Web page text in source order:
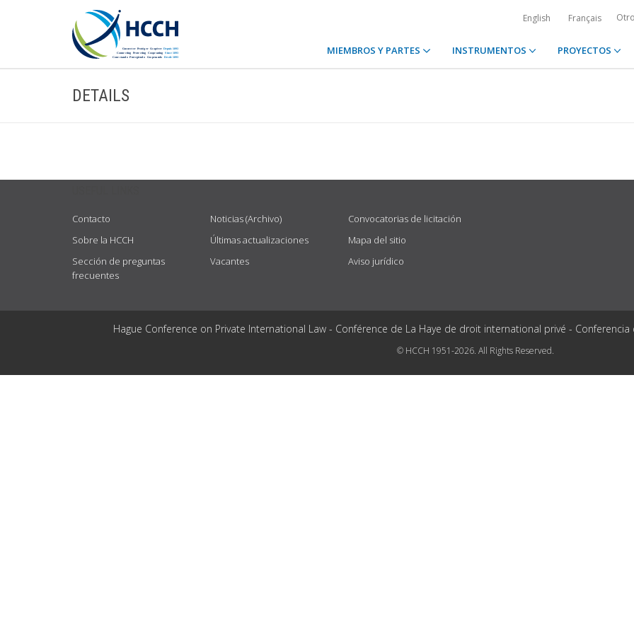
English Français
MIEMBROS Y PARTES INSTRUMENTOS PROYECTOS
DETAILS
Contacto
Sobre la HCCH
Sección de preguntas
frecuentes
Noticias (Archivo)
Últimas actualizaciones
Vacantes
Convocatorias de licitación
Mapa del sitio
Aviso jurídico
Hague Conference on Private International Law - Conférence de La Haye de droit international privé -
© HCCH 1951-2026. All Rights Reserved.